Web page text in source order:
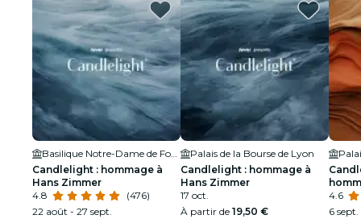
Basilique Notre-Dame de Fourvière
Candlelight : hommage à
Hans Zimmer
4.8
(476)
22 août - 27 sept.
Palais de la Bourse de Lyon
Candlelight : hommage à
Hans Zimmer
17 oct.
À partir de 19,50 €
4.6
6 sept.